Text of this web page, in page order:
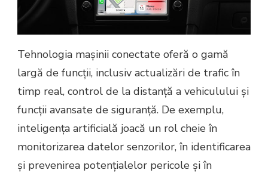
Tehnologia mașinii conectate oferă o gamă
largă de funcții, inclusiv actualizări de trafic în
timp real, control de la distanță a vehiculului și
funcții avansate de siguranță. De exemplu,
inteligența artificială joacă un rol cheie în
monitorizarea datelor senzorilor, în identificarea
și prevenirea potențialelor pericole și în